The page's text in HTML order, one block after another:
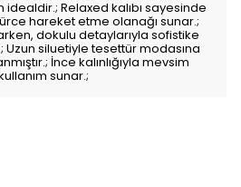
idealdir.; Relaxed kalıbı sayesinde
hareket etme olanağı sunar.;
dokulu detaylarıyla sofistike
Uzun siluetiyle tesettür modasına
İnce kalınlığıyla mevsim
sunar.;